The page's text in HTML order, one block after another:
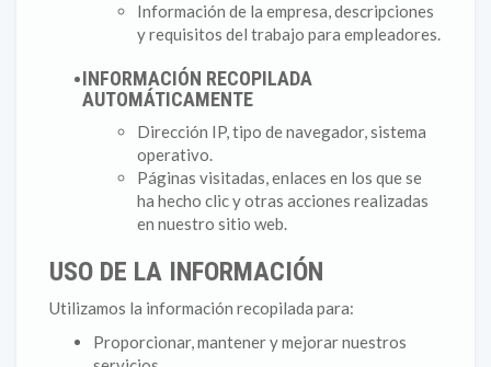
Información de la empresa, descripciones
y requisitos del trabajo para empleadores.
INFORMACIÓN RECOPILADA
AUTOMÁTICAMENTE
Dirección IP, tipo de navegador, sistema
operativo.
Páginas visitadas, enlaces en los que se
ha hecho clic y otras acciones realizadas
en nuestro sitio web.
USO DE LA INFORMACIÓN
Utilizamos la información recopilada para:
Proporcionar, mantener y mejorar nuestros